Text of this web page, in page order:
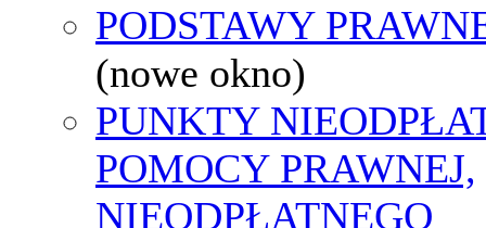
PODSTAWY
(nowe okno)
PUNKTY
POMOCY PRAWNEJ,
NIEODPŁATNEGO